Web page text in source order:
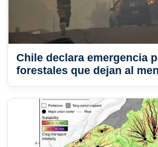
Chile declara emergencia
forestales que dejan al